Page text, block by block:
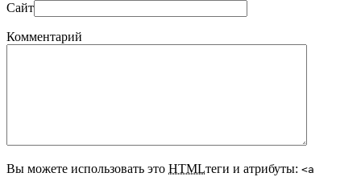
Сайт
Комментарий
Вы можете использовать это HTMLтеги и атрибуты: <a